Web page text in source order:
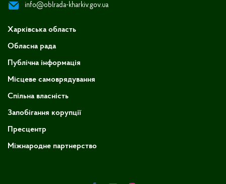
info@oblrada-kharkiv.gov.ua
Харківська область
Обласна рада
Публічна інформація
Місцеве самоврядування
Спільна власність
Запобігання корупції
Пресцентр
Міжнародне партнерство